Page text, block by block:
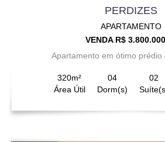
PERDIZES
APARTAMENTO
VENDA R$
Apartamento em ótimo prédio
320m²
Área Útil
04
Dorm(s)
02